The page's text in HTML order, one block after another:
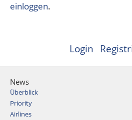
einloggen.
Login
News
Überblick
Priority
Airlines